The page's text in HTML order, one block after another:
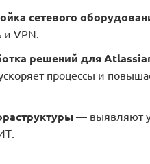
сетевого
и VPN.
решений для
процессы и
— выявляют